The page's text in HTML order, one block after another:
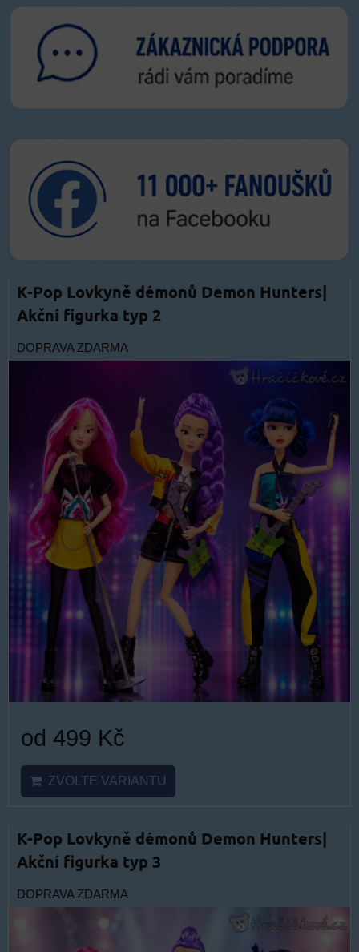
K-Pop Lovkyně démonů Demon Hunters|
Akční figurka typ 2
DOPRAVA ZDARMA
od 499 Kč
ZVOLTE VARIANTU
K-Pop Lovkyně démonů Demon Hunters|
Akční figurka typ 3
DOPRAVA ZDARMA